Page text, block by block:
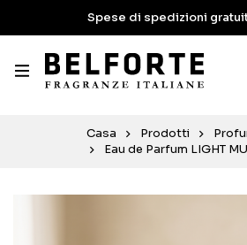
Spese di spedizioni gratuite in
Casa Prodotti
Eau de Parfum LIGHT